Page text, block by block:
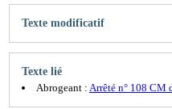
Texte modificatif
Texte lié
Abrogeant : Arrêté n° 108 CM